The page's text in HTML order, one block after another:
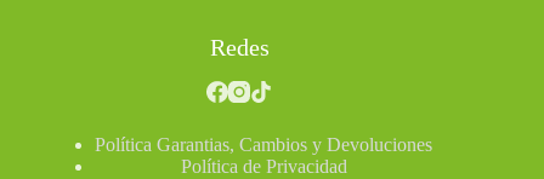
Redes
Política Garantias, Cambios y Devoluciones
Política de Privacidad